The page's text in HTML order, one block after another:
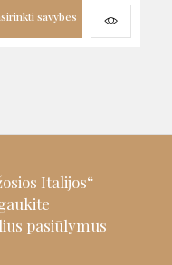
savybes
Italijos“
pasiūlymus